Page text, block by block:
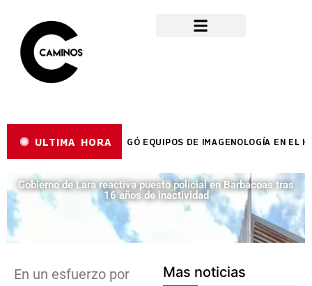
ULTIMA HORA
REYES REYES ENTREGÓ EQUIPOS DE IMAGENOLOGÍA EN EL
Gobierno de Lara reactiva puesto policial en Barbacoas tras
16 años de inactividad
En un esfuerzo por
Mas noticias